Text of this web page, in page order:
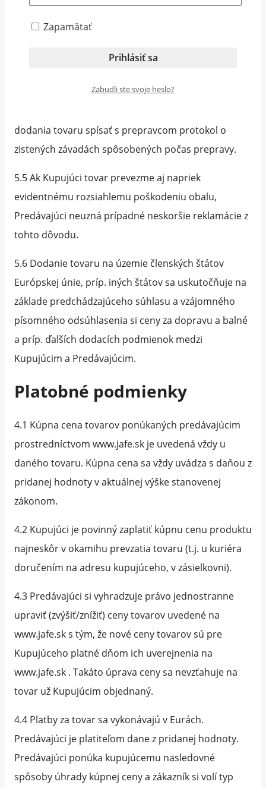
kúpnejceny.
5.4 Pri prevzatí tovaru je Kupujúci povinný si
objednaný tovar skontrolovať či nie je poškodený, či
príslušenstvo a podpísať Protokol o prevzatí tovaru.
dodania tovaru spísať s prepravcom protokol o
zistených závadách spôsobených počas prepravy.
5.5 Ak Kupujúci tovar prevezme aj napriek
evidentnému rozsiahlemu poškodeniu obalu,
Predávajúci neuzná prípadné neskoršie reklamácie z
tohto dôvodu.
5.6 Dodanie tovaru na územie členských štátov
Európskej únie, príp. iných štátov sa uskutočňuje na
základe predchádzajúceho súhlasu a vzájomného
písomného odsúhlasenia si ceny za dopravu a balné
a príp. ďalších dodacích podmienok medzi
Kupujúcim a Predávajúcim.
Platobné podmienky
4.1 Kúpna cena tovarov ponúkaných predávajúcim
prostredníctvom www.jafe.sk je uvedená vždy u
daného tovaru. Kúpna cena sa vždy uvádza s daňou z
pridanej hodnoty v aktuálnej výške stanovenej
zákonom.
4.2 Kupujúci je povinný zaplatiť kúpnu cenu produktu
najneskôr v okamihu prevzatia tovaru (t.j. u kuriéra
doručením na adresu kupujúceho, v zásielkovni).
4.3 Predávajúci si vyhradzuje právo jednostranne
upraviť (zvýšiť/znížiť) ceny tovarov uvedené na
www.jafe.sk s tým, že nové ceny tovarov sú pre
Kupujúceho platné dňom ich uverejnenia na
www.jafe.sk . Takáto úprava ceny sa nevzťahuje na
tovar už Kupujúcim objednaný.
4.4 Platby za tovar sa vykonávajú v Eurách.
Predávajúci je platiteľom dane z pridanej hodnoty.
Predávajúci ponúka kupujúcemu nasledovné
spôsoby úhrady kúpnej ceny a zákazník si volí typ
Zapamätať
Zabudli ste svoje heslo?